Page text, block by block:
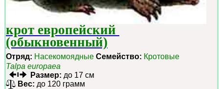
крот европейский
(обыкновенный)
Отряд: Насекомоядные Семейство: Кротовые
Talpa europaea
Размер: до 17 см
Вес: до 120 грамм